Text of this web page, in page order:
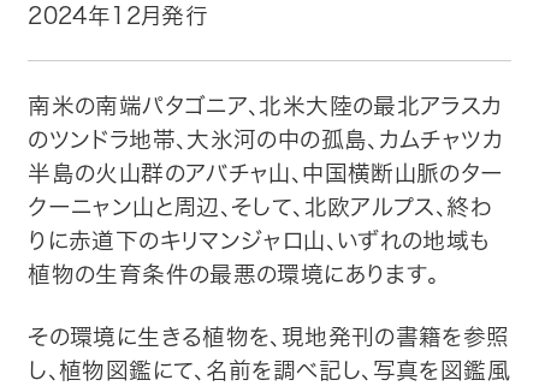
トップ
自費出版したい方
メディア紹介
購入方法
お問い合わせ
画像・文章の使用について
2024年12月発行
南米の南端パタゴニア、北米大陸の最北アラスカ
のツンドラ地帯、大氷河の中の孤島、カムチャツカ
半島の火山群のアバチャ山、中国横断山脈のター
クーニャン山と周辺、そして、北欧アルプス、終わ
りに赤道下のキリマンジャロ山、いずれの地域も
植物の生育条件の最悪の環境にあります。
その環境に生きる植物を、現地発刊の書籍を参照
し、植物図鑑にて、名前を調べ記し、写真を図鑑風